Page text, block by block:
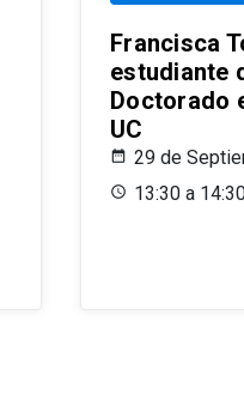
Francisca
estudiante
Doctorado
UC
29 de
13:30 a